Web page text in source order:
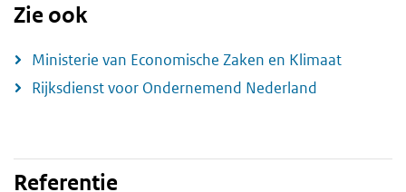
Zie ook
Ministerie van Economische Zaken en Klimaat
Rijksdienst voor Ondernemend Nederland
Referentie